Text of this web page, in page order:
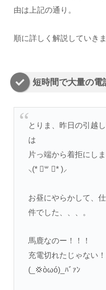
由は上記の通り。
順に詳しく解説していきま
短時間で大量の電
とりま、昨日の引越
は
片っ端から着拒にし
⸜(* ॑꒳ ॑* )⸝
お昼にやらかして、
件でした、、、。
馬鹿なのー！！！
充電切れたじゃない！
(_💢òωó)_ﾊﾞｧﾝ